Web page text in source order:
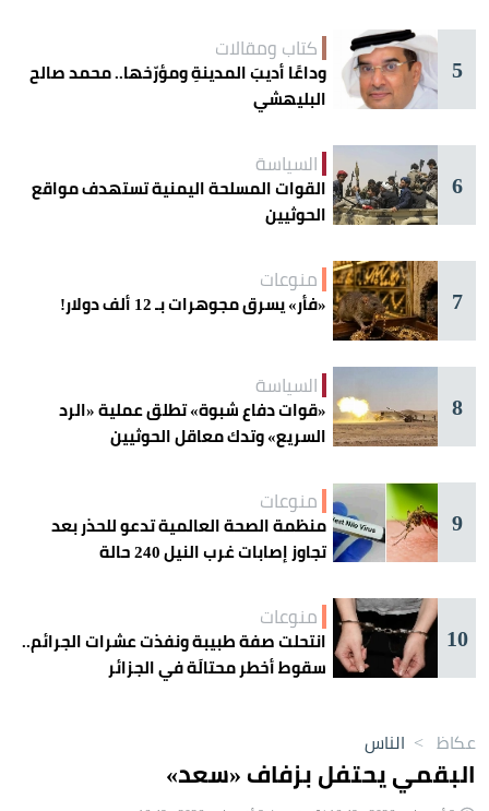
5
كتاب ومقالات
وداعًا أديبَ المدينةِ ومؤرّخها.. محمد صالح
البليهشي
6
السياسة
القوات المسلحة اليمنية تستهدف مواقع
الحوثيين
7
منوعات
«فأر» يسرق مجوهرات بـ 12 ألف دولار!
8
السياسة
«قوات دفاع شبوة» تطلق عملية «الرد
السريع» وتدك معاقل الحوثيين
9
منوعات
منظمة الصحة العالمية تدعو للحذر بعد
تجاوز إصابات غرب النيل 240 حالة
10
منوعات
انتحلت صفة طبيبة ونفذت عشرات الجرائم..
سقوط أخطر محتالَة في الجزائر
عكاظ > الناس
البقمي يحتفل بزفاف «سعد»